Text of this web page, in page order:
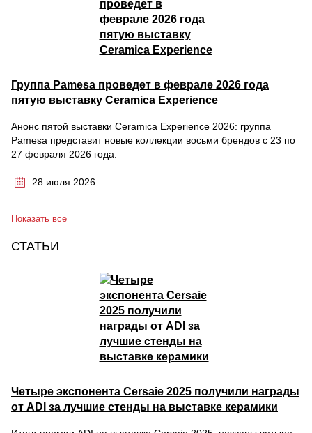
Группа Pamesa проведет в феврале 2026 года
пятую выставку Ceramica Experience
Анонс пятой выставки Ceramica Experience 2026: группа
Pamesa представит новые коллекции восьми брендов с 23 по
27 февраля 2026 года.
28 июля 2026
Показать все
СТАТЬИ
Четыре экспонента Cersaie 2025 получили награды
от ADI за лучшие стенды на выставке керамики